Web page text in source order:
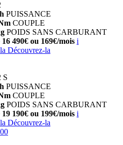
PUISSANCE
COUPLE
POIDS SANS CARBURANT
490€ ou 169€/mois i
Découvrez-la
S
PUISSANCE
COUPLE
POIDS SANS CARBURANT
190€ ou 199€/mois i
Découvrez-la